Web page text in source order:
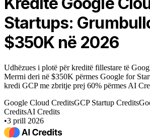
Startups:
$350K në 2026
Udhëzues i plotë për kreditë fillestare të
Merrni deri në $350K përmes Google for
kredi GCP me zbritje prej 60% përmes AI
Google Cloud CreditsGCP Startup Credits
CreditsAI Credits
•3 prill 2026